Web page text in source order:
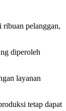
ribuan pelanggan,
diperoleh
layanan
tetap dapat